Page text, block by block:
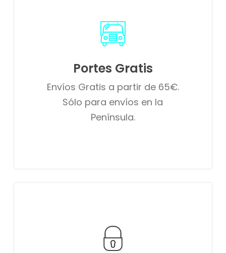
Portes Gratis
Envíos Gratis a partir de 65€.
Sólo para envíos en la
Península.